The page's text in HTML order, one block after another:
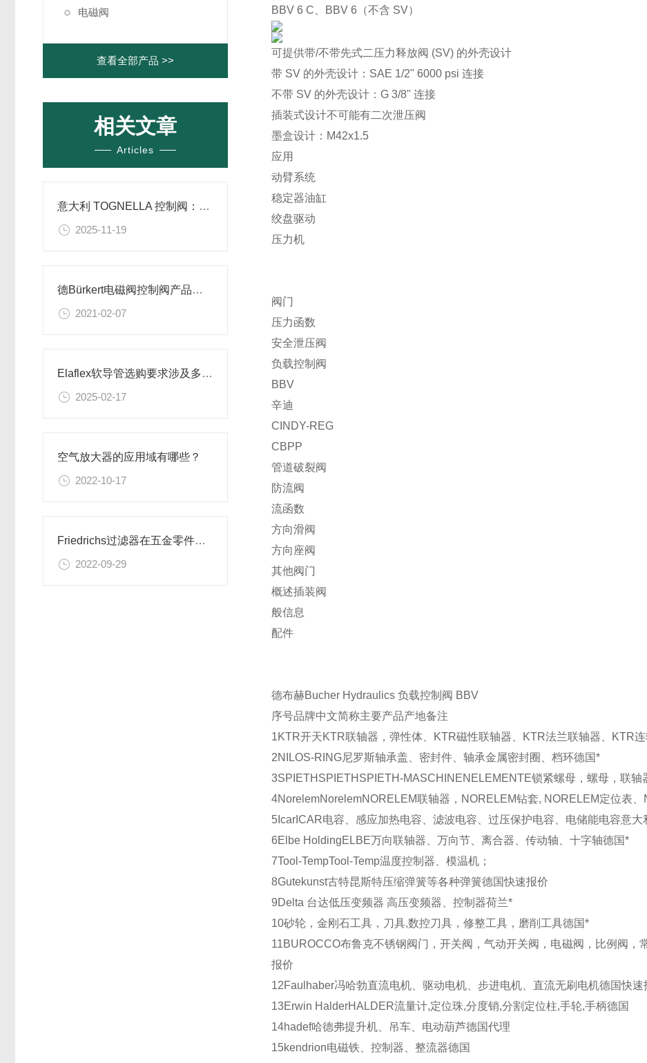
电磁阀
查看全部产品 >>
相关文章
Articles
意大利 TOGNELLA 控制阀：技术特点与应用场景解析
2025-11-19
德Bürkert电磁阀控制阀产品介绍
2021-02-07
Elaflex软导管选购要求涉及多个方面
2025-02-17
空气放大器的应用域有哪些？
2022-10-17
Friedrichs过滤器在五金零件加工车间的应用
2022-09-29
BBV 6 C、BBV 6（不含 SV）
可提供带/不带先式二压力释放阀 (SV) 的外壳设计
带 SV 的外壳设计：SAE 1/2" 6000 psi 连接
不带 SV 的外壳设计：G 3/8" 连接
插装式设计不可能有二次泄压阀
墨盒设计：M42x1.5
应用
动臂系统
稳定器油缸
绞盘驱动
压力机
阀门
压力函数
安全泄压阀
负载控制阀
BBV
辛迪
CINDY-REG
CBPP
管道破裂阀
防流阀
流函数
方向滑阀
方向座阀
其他阀门
概述插装阀
般信息
配件
德布赫Bucher Hydraulics 负载控制阀 BBV
序号品牌中文简称主要产品产地备注
1KTR开天KTR联轴器，弹性体、KTR磁性联轴器、KTR法兰联轴器、KTR
2NILOS-RING尼罗斯轴承盖、密封件、轴承金属密封圈、档环德国*
3SPIETH SPIETH SPIETH-MASCHINENELEMENTE锁紧螺母，螺母，联轴
4NorelemNorelemNORELEM联轴器，NORELEM钻套, NORELEM定位表
5 Icar ICAR电容、感应加热电容、滤波电容、过压保护电容、电储能电容意大
6Elbe HoldingELBE万向联轴器、万向节、离合器、传动轴、十字轴德国*
7Tool-TempTool-Temp温度控制器、模温机；
8Gutekunst古特昆斯特压缩弹簧等各种弹簧德国快速报价
9Delta 台达低压变频器 高压变频器、控制器荷兰*
10砂轮，金刚石工具，刀具,数控刀具，修整工具，磨削工具德国*
11BUROCCO布鲁克不锈钢阀门，开关阀，气动开关阀，电磁阀，比例阀，
报价
12Faulhaber冯哈勃直流电机、驱动电机、步进电机、直流无刷电机德国快速
13Erwin HalderHALDER流量计,定位珠,分度销,分割定位柱,手轮,手柄德国
14hadef哈德弗提升机、吊车、电动葫芦德国代理
15kendrion电磁铁、控制器、整流器德国